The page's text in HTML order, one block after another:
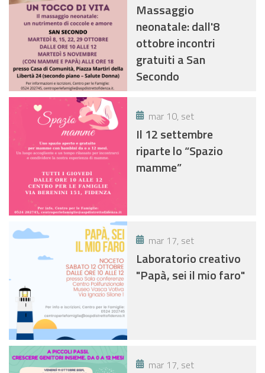
Massaggio
neonatale: dall'8
ottobre incontri
gratuiti a San
Secondo
mar 10, set
Il 12 settembre
riparte lo “Spazio
mamme”
mar 17, set
Laboratorio creativo
"Papà, sei il mio faro"
mar 17, set